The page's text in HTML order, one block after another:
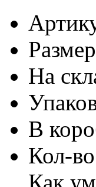
На
В
Кол-
Как